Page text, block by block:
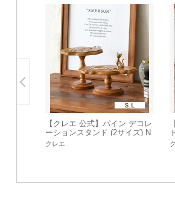
【クレエ 公式】パイン デコレ
ーションスタンド (2サイズ) N
EIN MARKE / ナインマーケ
クレエ